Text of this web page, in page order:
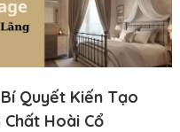
Quyết Kiến Tạo
Hoài Cổ